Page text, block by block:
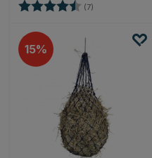
Ocena: (7)
15